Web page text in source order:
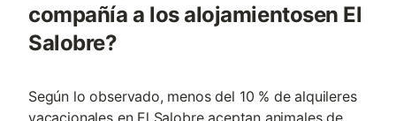
compañía a los alojamientosen El
Salobre?
Según lo observado, menos del 10 % de alquileres
vacacionales en El Salobre aceptan animales de